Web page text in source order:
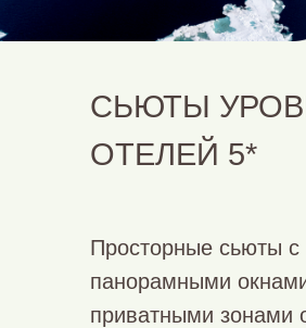
СЬЮТЫ
ОТЕЛЕЙ 5*
Просторные сьюты с
панорамными
приватными зонами